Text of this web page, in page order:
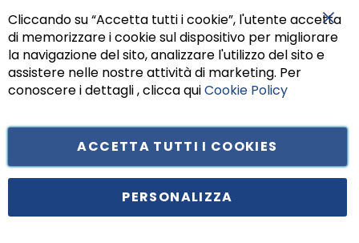
Principe di Piemonte 199, cap. 80026 Casoria (NA) - C.F. 05834470634 -
Cliccando su “Accetta tutti i cookie”, l'utente accetta
di memorizzare i cookie sul dispositivo per migliorare
la navigazione del sito, analizzare l'utilizzo del sito e
assistere nelle nostre attività di marketing. Per
conoscere i dettagli , clicca quiCookie Policy
ACCETTA TUTTI I COOKIES
PERSONALIZZA